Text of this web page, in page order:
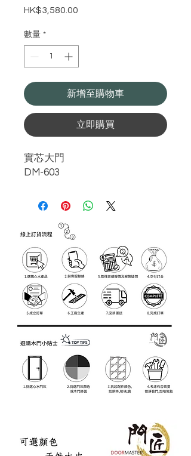
HK$3,580.00
數量 *
新增至購物車
立即購買
實芯大門
DM-603